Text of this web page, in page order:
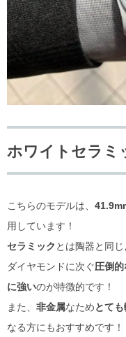
ホワイトセラミ
こちらのモデルは、
用しています！
セラミック とは陶器と同
ダイヤモンドに次ぐ圧倒
に強いのが特徴的です！
また、 非金属なためとても
なる方にもおすすめです！